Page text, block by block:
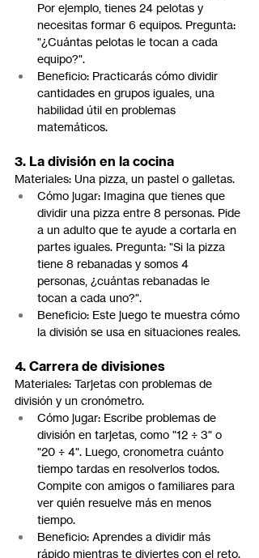
Por ejemplo, tienes 24 pelotas y
necesitas formar 6 equipos. Pregunta:
"¿Cuántas pelotas le tocan a cada
equipo?".
Beneficio: Practicarás cómo dividir
cantidades en grupos iguales, una
habilidad útil en problemas
matemáticos.
3. La división en la cocina
Materiales: Una pizza, un pastel o galletas.
Cómo jugar: Imagina que tienes que
dividir una pizza entre 8 personas. Pide
a un adulto que te ayude a cortarla en
partes iguales. Pregunta: "Si la pizza
tiene 8 rebanadas y somos 4
personas, ¿cuántas rebanadas le
tocan a cada uno?".
Beneficio: Este juego te muestra cómo
la división se usa en situaciones reales.
4. Carrera de divisiones
Materiales: Tarjetas con problemas de
división y un cronómetro.
Cómo jugar: Escribe problemas de
división en tarjetas, como "12 ÷ 3" o
"20 ÷ 4". Luego, cronometra cuánto
tiempo tardas en resolverlos todos.
Compite con amigos o familiares para
ver quién resuelve más en menos
tiempo.
Beneficio: Aprendes a dividir más
rápido mientras te diviertes con el reto.